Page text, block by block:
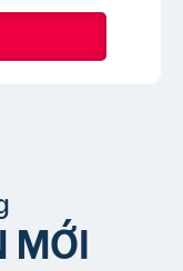
MỚI